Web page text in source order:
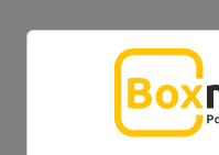
16
tej